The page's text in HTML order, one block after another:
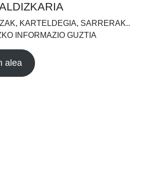
KARTELDEGIA, SARRERAK..
INFORMAZIO GUZTIA
alea